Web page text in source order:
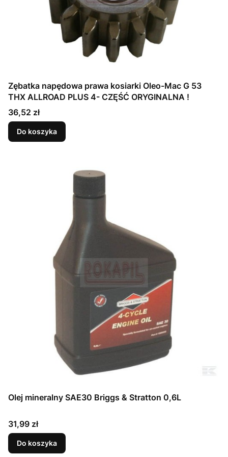
Zębatka napędowa prawa kosiarki Oleo-Mac G 53
THX ALLROAD PLUS 4- CZĘŚĆ ORYGINALNA !
Cena
36,52 zł
Do koszyka
Olej mineralny SAE30 Briggs & Stratton 0,6L
Cena
31,99 zł
Do koszyka